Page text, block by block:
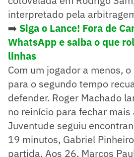
interpretado pela
➡️ Siga o Lance! Fora de
WhatsApp e saiba o que
linhas
Com um jogador a menos,
para o segundo tempo
defender. Roger Machado
no reinício para fechar
Juventude seguiu
19 minutos, Gabriel
partida. Aos 26, Marcos